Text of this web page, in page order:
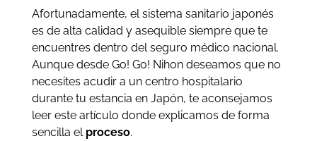
Afortunadamente, el sistema sanitario japonés
es de alta calidad y asequible siempre que te
encuentres dentro del seguro médico nacional.
Aunque desde Go! Go! Nihon deseamos que no
necesites acudir a un centro hospitalario
durante tu estancia en Japón, te aconsejamos
leer este artículo donde explicamos de forma
sencilla el proceso.